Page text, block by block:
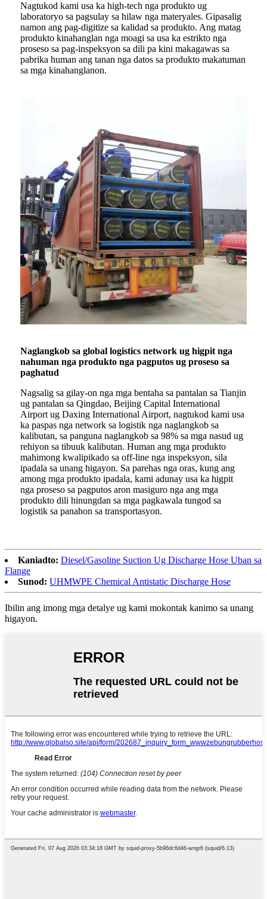
Nagtukod kami usa ka high-tech nga produkto ug
laboratoryo sa pagsulay sa hilaw nga materyales. Gipasalig
namon ang pag-digitize sa kalidad sa produkto. Ang matag
produkto kinahanglan nga moagi sa usa ka estrikto nga
proseso sa pag-inspeksyon sa dili pa kini makagawas sa
pabrika human ang tanan nga datos sa produkto makatuman
sa mga kinahanglanon.
Naglangkob sa global logistics network ug higpit nga
nahuman nga produkto nga pagputos ug proseso sa
paghatud
Nagsalig sa gilay-on nga mga bentaha sa pantalan sa Tianjin
ug pantalan sa Qingdao, Beijing Capital International
Airport ug Daxing International Airport, nagtukod kami usa
ka paspas nga network sa logistik nga naglangkob sa
kalibutan, sa panguna naglangkob sa 98% sa mga nasud ug
rehiyon sa tibuuk kalibutan. Human ang mga produkto
mahimong kwalipikado sa off-line nga inspeksyon, sila
ipadala sa unang higayon. Sa parehas nga oras, kung ang
among mga produkto ipadala, kami adunay usa ka higpit
nga proseso sa pagputos aron masiguro nga ang mga
produkto dili hinungdan sa mga pagkawala tungod sa
logistik sa panahon sa transportasyon.
Kaniadto: Diesel/Gasoline Suction Ug Discharge Hose Uban sa
Flange
Sunod: UHMWPE Chemical Antistatic Discharge Hose
Ibilin ang imong mga detalye ug kami mokontak kanimo sa unang
higayon.